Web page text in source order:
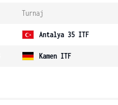
Turnaj
Antalya 35 ITF
Kamen ITF